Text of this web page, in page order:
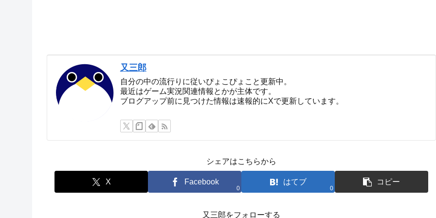
又三郎
自分の中の流行りに従いぴょこぴょこと更新中。
最近はゲーム実況関連情報とかが主体です。
ブログアップ前に見つけた情報は速報的にXで更新しています。
シェアはこちらから
X Facebook
0
はてブ
0
コピー
又三郎をフォローする